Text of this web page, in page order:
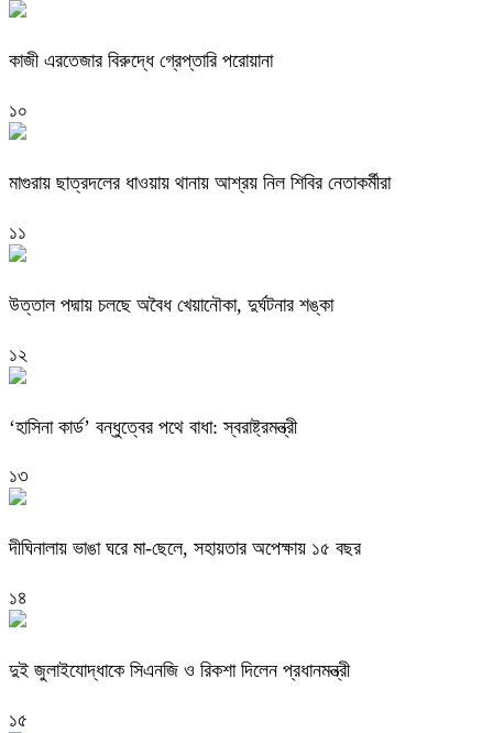
কাজী এরতেজার বিরুদ্ধে গ্রেপ্তারি পরোয়ানা
১০
মাগুরায় ছাত্রদলের ধাওয়ায় থানায় আশ্রয় নিল শিবির নেতাকর্মীরা
১১
উত্তাল পদ্মায় চলছে অবৈধ খেয়ানৌকা, দুর্ঘটনার শঙ্কা
১২
‘হাসিনা কার্ড’ বন্ধুত্বের পথে বাধা: স্বরাষ্ট্রমন্ত্রী
১৩
দীঘিনালায় ভাঙা ঘরে মা-ছেলে, সহায়তার অপেক্ষায় ১৫ বছর
১৪
দুই জুলাইযোদ্ধাকে সিএনজি ও রিকশা দিলেন প্রধানমন্ত্রী
১৫